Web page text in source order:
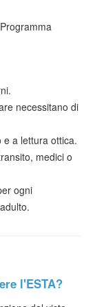
necessitano di
e a lettura ottica.
medici o
ogni
l'ESTA?